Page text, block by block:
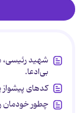
شهید رئیسی،
بی‌ادعا.
کدهای
چطور خودمان را از نظر